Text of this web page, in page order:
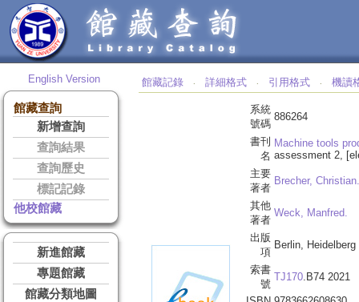
English Version
館藏查詢
新增查詢
查詢結果
查詢歷史
標記記錄
他校館藏
新進館藏
專題館藏
館藏分類地圖
館藏記錄 ‧ 詳細格式 ‧ 引用格式 ‧ 機讀
系統
號碼
886264
書刊
名
Machine tools
assessment 2,
主要
著者
Brecher, Christian.
其他
著者
Weck, Manfred.
出版
項
Berlin,
索書
號
TJ170.B74 2021